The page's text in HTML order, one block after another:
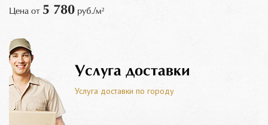
Цена от 5 780 руб./м²
Услуга доставки
Услуга доставки по городу